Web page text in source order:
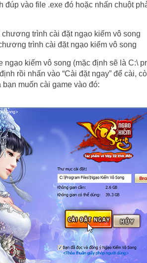
đúp vào file .exe đó hoặc nhấn chuột
trình cài đặt ngạo kiếm vô song
ngạo kiếm vô song (mặc định sẽ là C:\
rồi nhấn vào “Cài đặt ngay” để cài,
bạn muốn cài game vào đó: